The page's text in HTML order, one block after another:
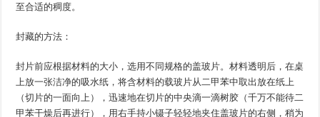
至合适的稠度。
封藏的方法：
封片前应根据材料的大小，选用不同规格的盖玻片。材料透明后，在桌
上放一张洁净的吸水纸，将含材料的载玻片从二甲苯中取出放在纸上
（切片的一面向上），迅速地在切片的中央滴一滴树胶（千万不能待二
甲苯干燥后再进行），用右手持小镊子轻轻地夹住盖玻片的右侧，稍为